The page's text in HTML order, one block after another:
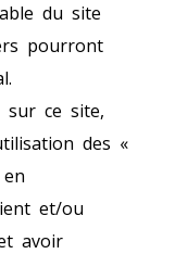
du site
pourront
sur ce site,
des «
et/ou
avoir